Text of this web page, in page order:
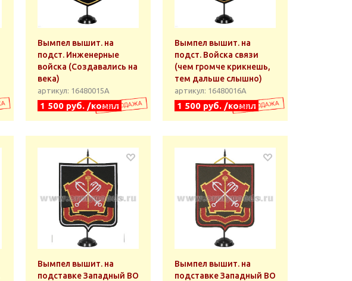
Вымпел вышит. на
подст. Инженерные
войска (Создавались на
века)
артикул: 16480015А
1 500 руб. /компл
Вымпел вышит. на
подст. Войска связи
(чем громче крикнешь,
тем дальше слышно)
артикул: 16480016А
1 500 руб. /компл
Вымпел вышит. на
подставке Западный ВО
Вымпел вышит. на
подставке Западный ВО